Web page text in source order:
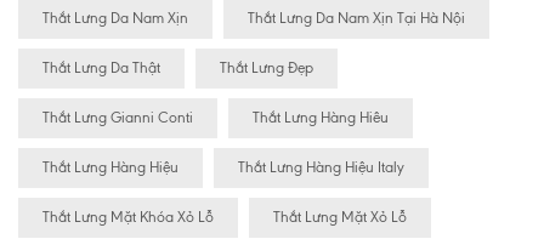
Thắt Lưng Da Nam Xịn Thắt Lưng Da Nam Xịn Tại Hà Nội
Thắt Lưng Da Thật Thắt Lưng Đẹp
Thắt Lưng Gianni Conti Thắt Lưng Hàng Hiêu
Thắt Lưng Hàng Hiệu Thắt Lưng Hàng Hiệu Italy
Thắt Lưng Mặt Khóa Xỏ Lỗ Thắt Lưng Mặt Xỏ Lỗ